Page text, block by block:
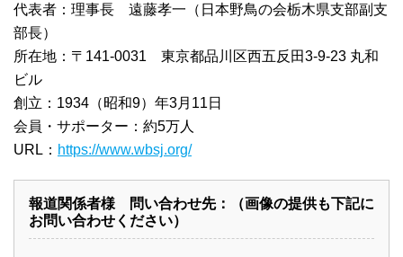
代表者：理事長 遠藤孝一（日本野鳥の会栃木県支部副支
部長）
所在地：〒141-0031 東京都品川区西五反田3-9-23 丸和
ビル
創立：1934（昭和9）年3月11日
会員・サポーター：約5万人
URL： https://www.wbsj.org/
報道関係者様 問い合わせ先：（画像の提供も下記に
お問い合わせください）